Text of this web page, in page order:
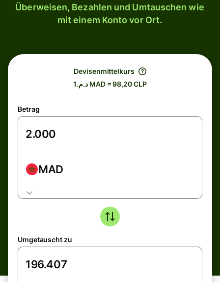
Überweisen, Bezahlen und Umtauschen wie
mit einem Konto vor Ort.
Devisenmittelkurs
د.م.1 MAD = 98,20 CLP
Betrag
MAD
Umgetauscht zu